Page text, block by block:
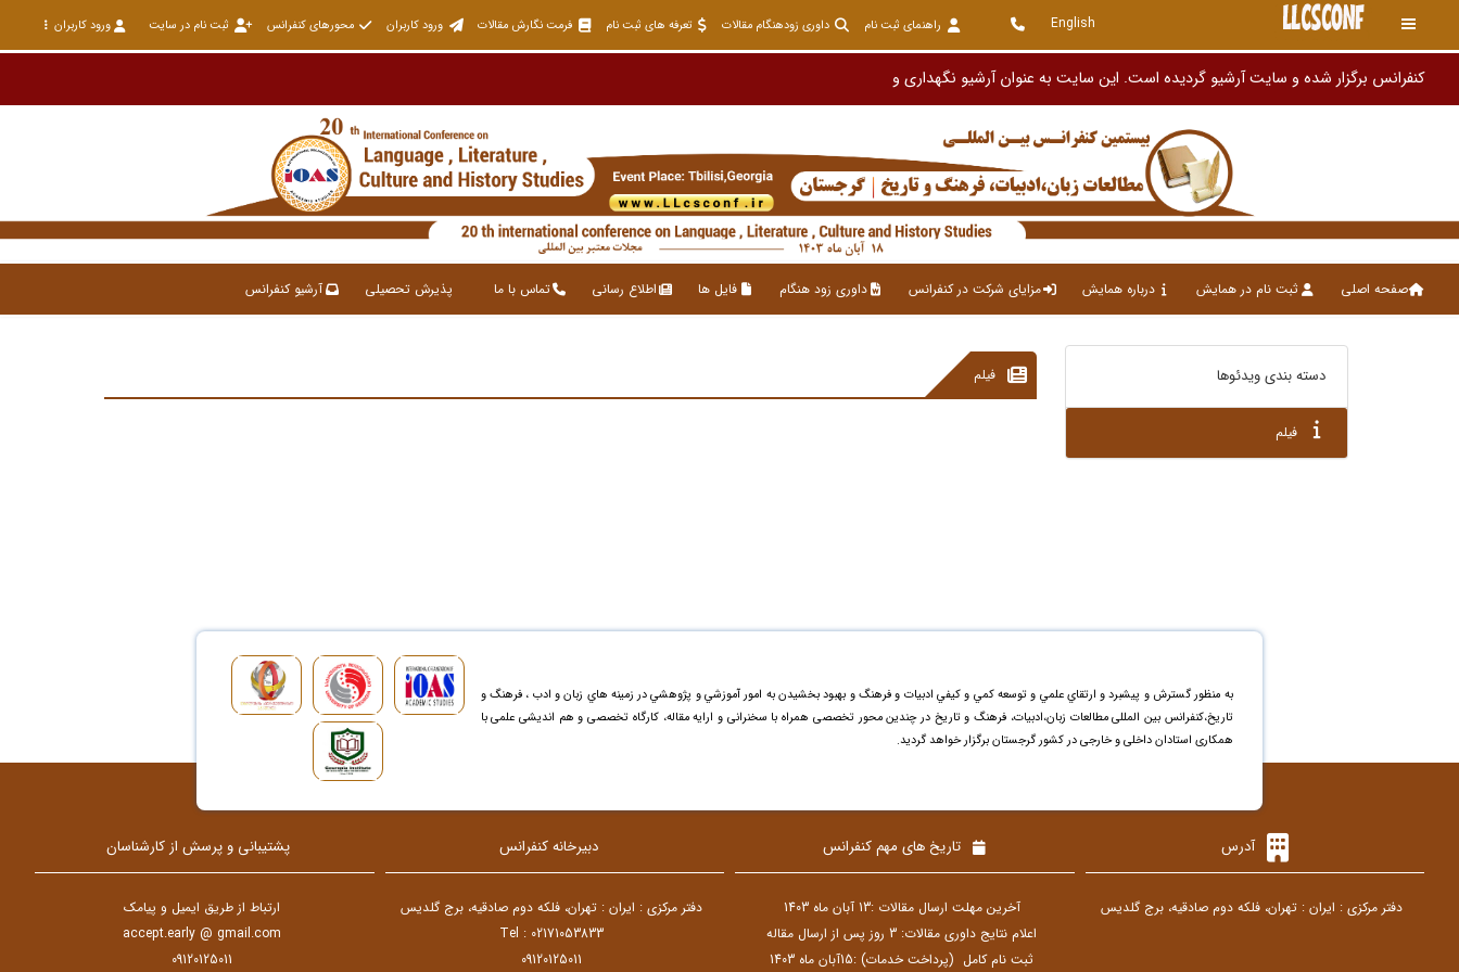
English راهنمای ثبت نام داوری زودهنگام مقالات تعرفه های ثبت نام فرمت نگارش مقالات ورود کاربران محورهای کنفرانس ثبت نام در سایت ورود کاربران
کنفرانس برگزار شده و سایت آرشیو گردیده است. این سایت به عنوان آر
صفحه اصلی ثبت نام در همایش درباره همایش مزایای شرکت در کنفرانس داوری زود هنگام فایل ها اطلاع رسانی تماس با ما پذیرش تحصیلی آرشیو کنفرانس
دسته بندی ویدئوها
فیلم
فیلم
به منظور گسترش و پيشبرد و ارتقاي علمي و توسعه کمي و کيفي ادبیات و فرهنگ و بهبود بخشيدن به امور آموزشي و پژوهشي در زمينه هاي زبان و ادب ، فرهنگ و
تاریخ،کنفرانس بین المللی مطالعات زبان،ادبیات، فرهنگ و تاریخ در چندین محور تخصصی همراه با سخنرانی و ارایه مقاله، کارگاه تخصصی و هم اندیشی علمی با
همکاری استادان داخلی و خارجی در کشور گرجستان برگزار خواهد گردید.
آدرس
دفتر مرکزی : ایران : تهران، فلکه دوم صادقیه، برج گلدیس
تاریخ های مهم کنفرانس
آخرین مهلت ارسال مقالات :13 آبان ماه 1403
اعلام نتایج داوری مقالات: 3 روز پس از ارسال مقاله
ثبت نام کامل (پرداخت خدمات) :15آبان ماه 1403
دبیرخانه کنفرانس
دفتر مرکزی : ایران : تهران، فلکه دوم صادقیه، برج گلدیس
Tel : 02171053833
09120125011
پشتیبانی و پرسش از کارشناسان
ارتباط از طریق ایمیل و پیامک
accept.early @ gmail.com
09120125011